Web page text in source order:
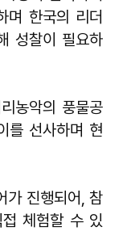
며 한국의 리더
성찰이 필요하
농악의 풍물공
를 선사하며 현
가 진행되어, 참
체험할 수 있